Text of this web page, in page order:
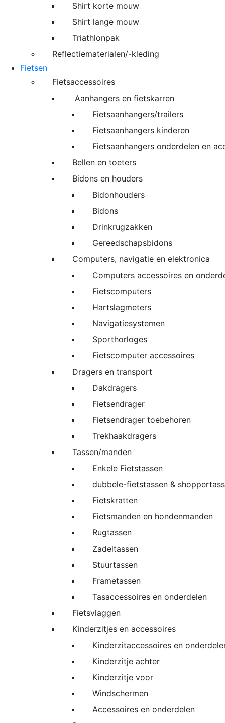
Shirt korte mouw
Shirt lange mouw
Triathlonpak
Reflectiematerialen/-kleding
Fietsen
Fietsaccessoires
Aanhangers en fietskarren
Fietsaanhangers/trailers
Fietsaanhangers kinderen
Fietsaanhangers onderdelen en
Bellen en toeters
Bidons en houders
Bidonhouders
Bidons
Drinkrugzakken
Gereedschapsbidons
Computers, navigatie en elektronica
Computers accessoires en
Fietscomputers
Hartslagmeters
Navigatiesystemen
Sporthorloges
Fietscomputer accessoires
Dragers en transport
Dakdragers
Fietsendrager
Fietsendrager toebehoren
Trekhaakdragers
Tassen/manden
Enkele Fietstassen
dubbele-fietstassen &
Fietskratten
Fietsmanden en hondenmanden
Rugtassen
Zadeltassen
Stuurtassen
Frametassen
Tasaccessoires en onderdelen
Fietsvlaggen
Kinderzitjes en accessoires
Kinderzitaccessoires en
Kinderzitje achter
Kinderzitje voor
Windschermen
Accessoires en onderdelen